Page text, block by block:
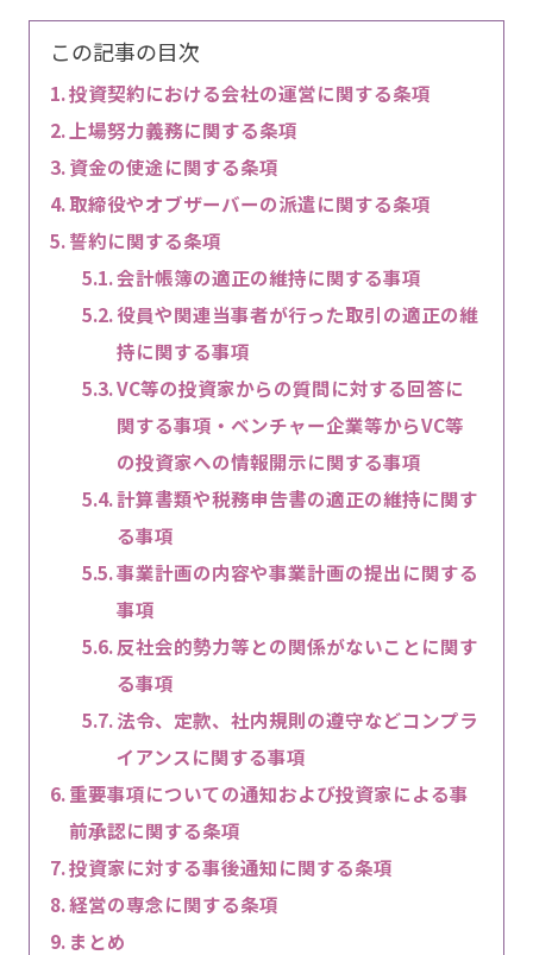
この記事の目次
投資契約における会社の運営に関する条項
上場努力義務に関する条項
資金の使途に関する条項
取締役やオブザーバーの派遣に関する条項
誓約に関する条項
会計帳簿の適正の維持に関する事項
役員や関連当事者が行った取引の適正の維
持に関する事項
VC等の投資家からの質問に対する回答に
関する事項・ベンチャー企業等からVC等
の投資家への情報開示に関する事項
計算書類や税務申告書の適正の維持に関す
る事項
事業計画の内容や事業計画の提出に関する
事項
反社会的勢力等との関係がないことに関す
る事項
法令、定款、社内規則の遵守などコンプラ
イアンスに関する事項
重要事項についての通知および投資家による事
前承認に関する条項
投資家に対する事後通知に関する条項
経営の専念に関する条項
まとめ